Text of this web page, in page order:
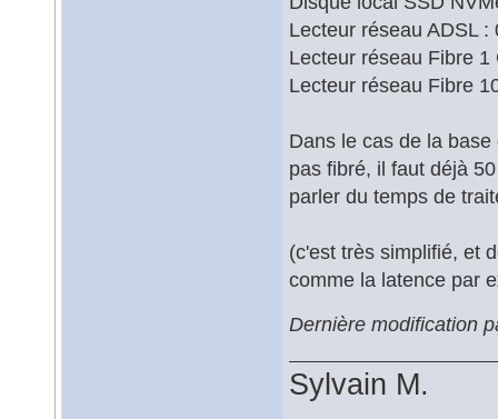
Lecteur réseau ADSL :
Lecteur réseau Fibre
Lecteur réseau Fibre
Dans le cas de la
pas fibré, il faut déjà
parler du temps de
(c'est très simplifié, et
comme la latence par
Dernière modification
Sylvain M.